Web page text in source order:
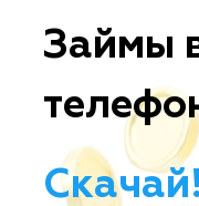
Займы
Скачай!